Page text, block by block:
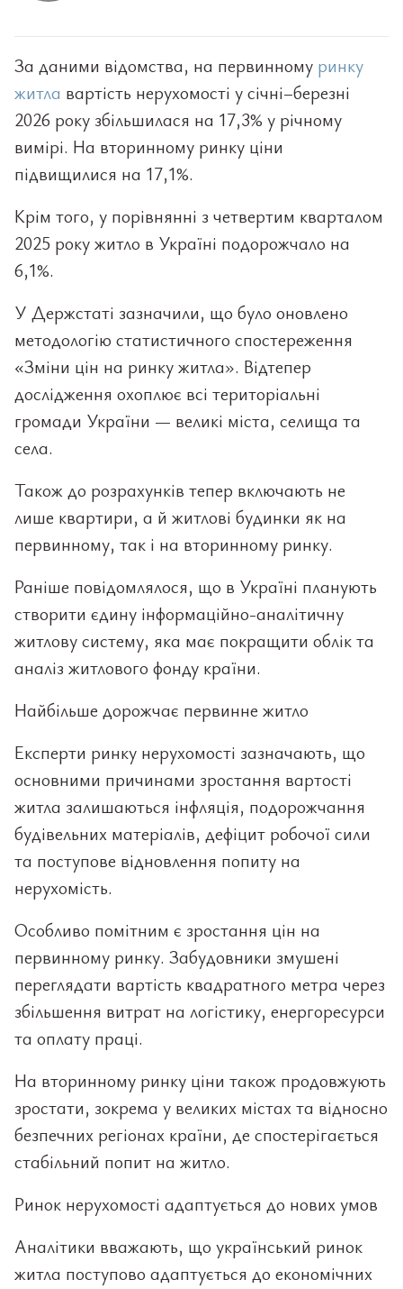
За даними відомства, на первинному ринку
житла вартість нерухомості у січні–березні
2026 року збільшилася на 17,3% у річному
вимірі. На вторинному ринку ціни
підвищилися на 17,1%.
Крім того, у порівнянні з четвертим кварталом
2025 року житло в Україні подорожчало на
6,1%.
У Держстаті зазначили, що було оновлено
методологію статистичного спостереження
«Зміни цін на ринку житла». Відтепер
дослідження охоплює всі територіальні
громади України — великі міста, селища та
села.
Також до розрахунків тепер включають не
лише квартири, а й житлові будинки як на
первинному, так і на вторинному ринку.
Раніше повідомлялося, що в Україні планують
створити єдину інформаційно-аналітичну
житлову систему, яка має покращити облік та
аналіз житлового фонду країни.
Найбільше дорожчає первинне житло
Експерти ринку нерухомості зазначають, що
основними причинами зростання вартості
житла залишаються інфляція, подорожчання
будівельних матеріалів, дефіцит робочої сили
та поступове відновлення попиту на
нерухомість.
Особливо помітним є зростання цін на
первинному ринку. Забудовники змушені
переглядати вартість квадратного метра через
збільшення витрат на логістику, енергоресурси
та оплату праці.
На вторинному ринку ціни також продовжують
зростати, зокрема у великих містах та відносно
безпечних регіонах країни, де спостерігається
стабільний попит на житло.
Ринок нерухомості адаптується до нових умов
Аналітики вважають, що український ринок
житла поступово адаптується до економічних